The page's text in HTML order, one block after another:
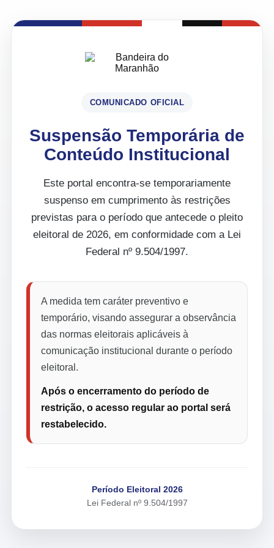
COMUNICADO OFICIAL
Suspensão Temporária de
Conteúdo Institucional
Este portal encontra-se temporariamente
suspenso em cumprimento às restrições
previstas para o período que antecede o pleito
eleitoral de 2026, em conformidade com a Lei
Federal nº 9.504/1997.
A medida tem caráter preventivo e
temporário, visando assegurar a observância
das normas eleitorais aplicáveis à
comunicação institucional durante o período
eleitoral.
Após o encerramento do período de
restrição, o acesso regular ao portal será
restabelecido.
Período Eleitoral 2026
Lei Federal nº 9.504/1997